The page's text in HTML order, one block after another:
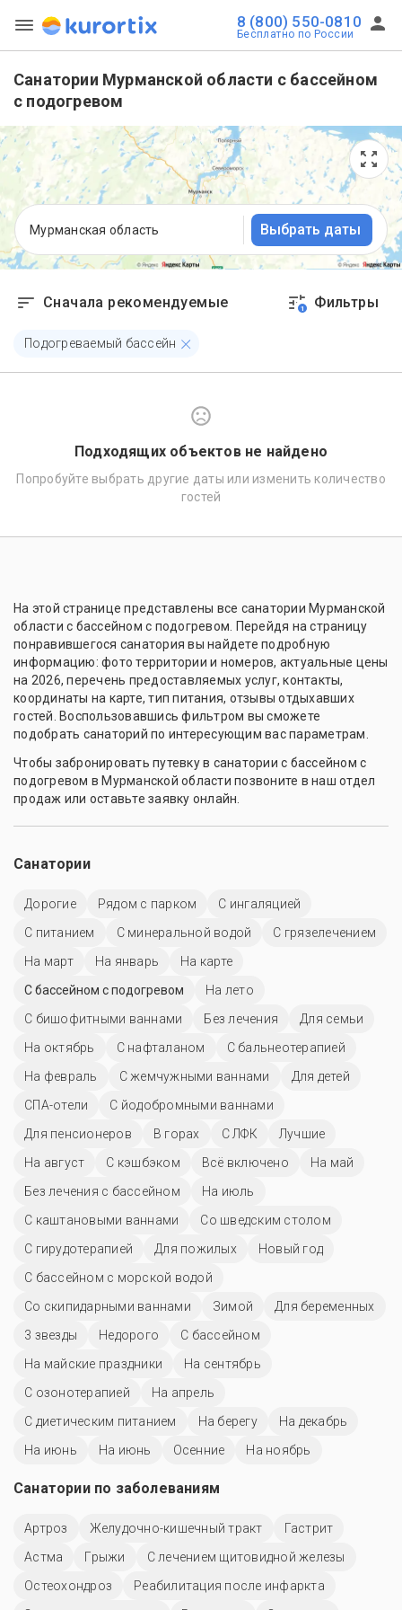
8 (800) 550-0810
Бесплатно по России
Санатории Мурманской области с бассейном
с подогревом
Мурманская область Выбрать даты
Сначала рекомендуемые 1 Фильтры
Подогреваемый бассейн
Подходящих объектов не найдено
Попробуйте выбрать другие даты или изменить количество
гостей
На этой странице представлены все санатории Мурманской
области с бассейном с подогревом. Перейдя на страницу
понравившегося санатория вы найдете подробную
информацию: фото территории и номеров, актуальные цены
на 2026, перечень предоставляемых услуг, контакты,
координаты на карте, тип питания, отзывы отдыхавших
гостей. Воспользовавшись фильтром вы сможете
подобрать санаторий по интересующим вас параметрам.
Чтобы забронировать путевку в санатории с бассейном с
подогревом в Мурманской области позвоните в наш отдел
продаж или оставьте заявку онлайн.
Санатории
Дорогие Рядом с парком
С ингаляцией
С питанием
С минеральной водой
С грязелечением
На март
На январь
На карте
С бассейном с подогревом
На лето
С бишофитными ваннами
Без лечения
Для семьи
На октябрь
С нафталаном
С бальнеотерапией
На февраль
С жемчужными ваннами
Для детей
СПА-отели
С йодобромными ваннами
Для пенсионеров
В горах С ЛФК
Лучшие
На август
С кэшбэком Всё включено
На май
Без лечения с бассейном
На июль
С каштановыми ваннами
Со шведским столом
С гирудотерапией
Для пожилых
Новый год
С бассейном с морской водой
Со скипидарными ваннами
Зимой
Для беременных
3 звезды
Недорого
C бассейном
На майские праздники
На сентябрь
С озонотерапией
На апрель
С диетическим питанием
На берегу
На декабрь
На июнь
На июнь Осенние На ноябрь
Санатории по заболеваниям
Артроз Желудочно-кишечный тракт
Гастрит
Астма
Грыжи
С лечением щитовидной железы
Остеохондроз
Реабилитация после инфаркта